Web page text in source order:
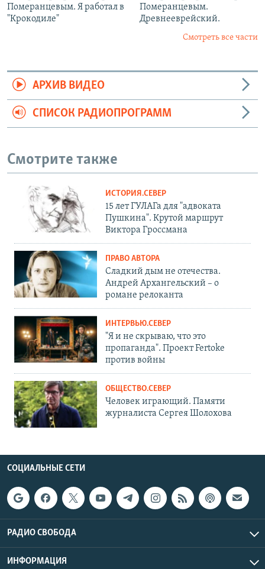
Померанцевым. Я работал в
"Крокодиле"
Померанцевым.
Древнееврейский.
Смотреть все части
АРХИВ ВИДЕО
СПИСОК РАДИОПРОГРАММ
Смотрите также
ИСТОРИЯ.СЕВЕР
15 лет ГУЛАГа для "адвоката
Пушкина". Крутой маршрут
Виктора Гроссмана
ПРАВО АВТОРА
Сладкий дым не отечества.
Андрей Архангельский – о
романе релоканта
ИНТЕРВЬЮ.СЕВЕР
"Я и не скрываю, что это
пропаганда". Проект Fertoke
против войны
ОБЩЕСТВО.СЕВЕР
Человек играющий. Памяти
журналиста Сергея Шолохова
СОЦИАЛЬНЫЕ СЕТИ
РАДИО СВОБОДА
ИНФОРМАЦИЯ